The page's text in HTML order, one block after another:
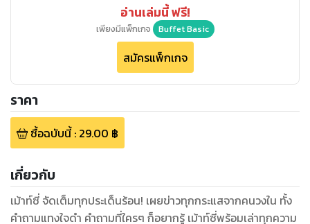
อ่านเล่มนี้ ฟรี!
เพียงมีแพ็กเกจ Buffet Basic
สมัครแพ็กเกจ
ราคา
ซื้อฉบับนี้: 29.00 ฿
เกี่ยวกับ
เม้าท์ซี่ จัดเต็มทุกประเด็นร้อน! เผยข่าวทุกกระแสจากคนวงใน ทั้ง
คำถามแทงใจดำ คำถามที่ใครๆ ก็อยากรู้ เม้าท์ซี่พร้อมเล่าทุกความ